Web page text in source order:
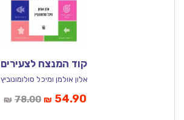
קוד המנצח לצעירים
אלון אולמן ומיכל סולומונוביץ
₪ 78.00המחיר
₪ 54.90המחיר